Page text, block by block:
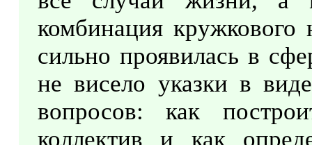
комбинация кружкового
сильно проявилась в
не висело указки в
вопросов: как
коллектив и как